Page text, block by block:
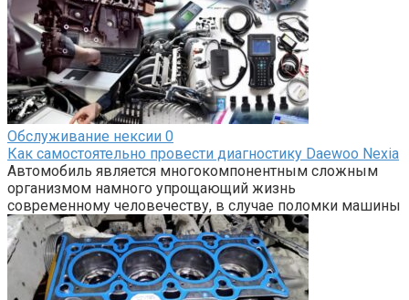
Обслуживание нексии 0
Как самостоятельно провести диагностику Daewoo Nexia
Автомобиль является многокомпонентным сложным
организмом намного упрощающий жизнь
современному человечеству, в случае поломки машины